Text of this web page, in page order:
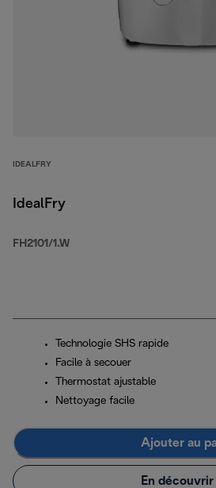
IDEALFRY
IdealFry
FH2101/1.W
Technologie SHS rapide
Facile à secouer
Thermostat ajustable
Nettoyage facile
Ajouter au
En découvrir